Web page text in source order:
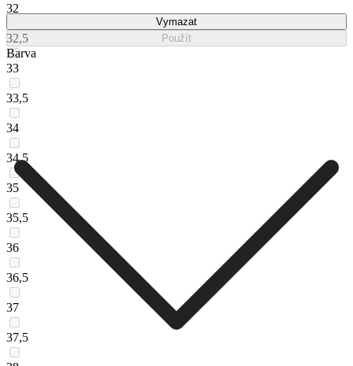
32
32,5
33
33,5
34
34,5
35
35,5
36
36,5
37
37,5
Vymazat
Použít
Barva